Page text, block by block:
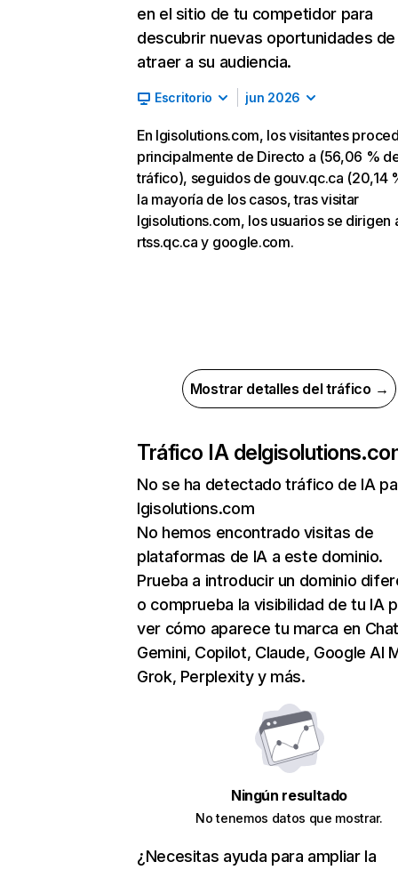
en el sitio de tu competidor para
descubrir nuevas oportunidades de
atraer a su audiencia.
Escritorio jun 2026
En lgisolutions.com, los visitantes
principalmente de Directo a (56,06 %
tráfico), seguidos de gouv.qc.ca (20,14
la mayoría de los casos, tras visitar
lgisolutions.com, los usuarios se dirigen
rtss.qc.ca y google.com.
Mostrar detalles del tráfico →
Tráfico IA de
No se ha detectado tráfico de IA
lgisolutions.com
No hemos encontrado visitas de
plataformas de IA a este dominio.
Prueba a introducir un dominio
o comprueba la visibilidad de tu IA
ver cómo aparece tu marca en
Gemini, Copilot, Claude, Google AI
Grok, Perplexity y más.
Ningún resultado
No tenemos datos que mostrar.
¿Necesitas ayuda para ampliar la